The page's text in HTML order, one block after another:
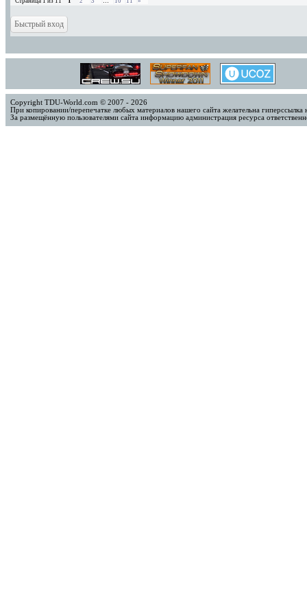
Copyright TDU-World.com © 2007 - 2026
При копировании/перепечатке любых материалов нашего сайта желательна
За размещённую пользователями сайта информацию администрация ресурса